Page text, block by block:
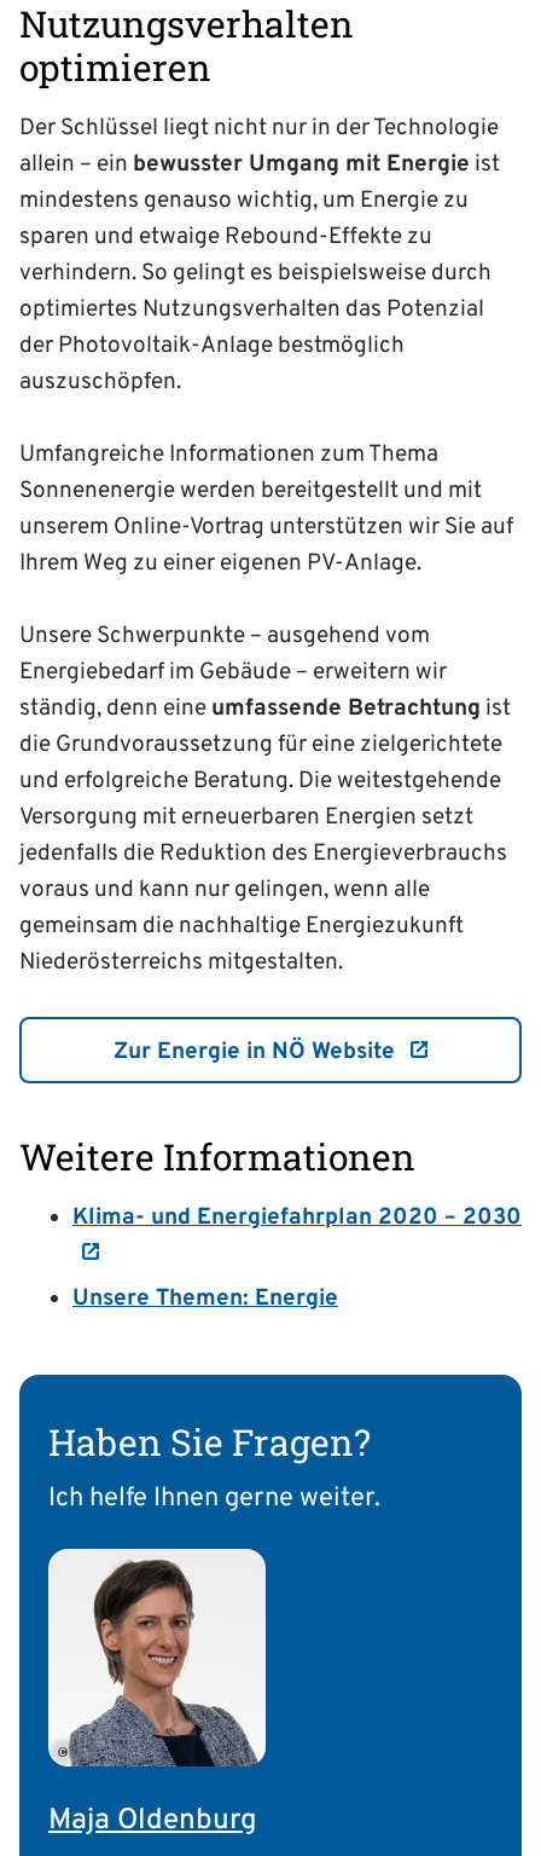
Nutzungsverhalten
optimieren
Der Schlüssel liegt nicht nur in der Technologie
allein – ein bewusster Umgang mit Energie ist
mindestens genauso wichtig, um Energie zu
sparen und etwaige Rebound-Effekte zu
verhindern. So gelingt es beispielsweise durch
optimiertes Nutzungs­verhalten das Potenzial
der Photovoltaik-Anlage bestmöglich
auszuschöpfen.
Umfangreiche Informationen zum Thema
Sonnen­energie werden bereitgestellt und mit
unserem Online-Vortrag unterstützen wir Sie auf
Ihrem Weg zu einer eigenen PV-Anlage.
Unsere Schwerpunkte – ausgehend vom
Energiebedarf im Gebäude – erweitern wir
ständig, denn eine umfassende Betrachtung ist
die Grundvoraus­setzung für eine zielgerichtete
und erfolgreiche Beratung. Die weitestgehende
Versorgung mit erneuerbaren Energien setzt
jedenfalls die Reduktion des Energie­verbrauchs
voraus und kann nur gelingen, wenn alle
gemeinsam die nachhaltige Energiezukunft
Nieder­österreichs mitgestalten.
Zur Energie in NÖ Website
Weitere Informationen
Klima- und Energiefahrplan 2020 – 2030
Unsere Themen: Energie
Haben Sie Fragen?
Ich helfe Ihnen gerne weiter.
©
Maja Oldenburg